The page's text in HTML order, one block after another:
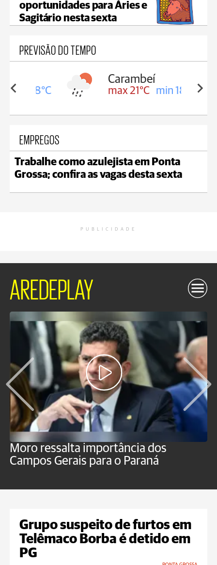
oportunidades para Áries e
Sagitário nesta sexta
PREVISÃO DO TEMPO
18°C
Carambeí
max 21°C min 18°C
EMPREGOS
Trabalhe como azulejista em Ponta
Grossa; confira as vagas desta sexta
PUBLICIDADE
AREDEPLAY
Moro ressalta importância dos
Campos Gerais para o Paraná
Grupo suspeito de furtos em
Telêmaco Borba é detido em
PG